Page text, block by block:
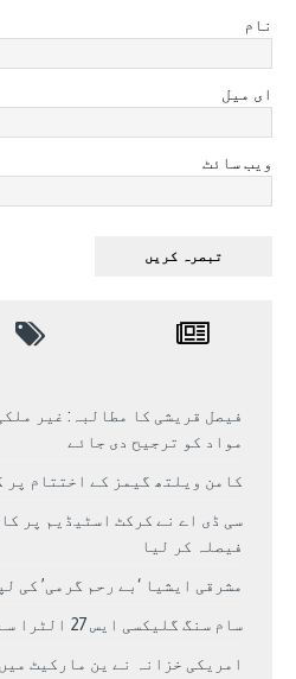
نام
ای میل
ویب سائٹ
فیصل قریشی کا مطالبہ: غیر
مواد کو ترجیح دی جائے
کامن ویلتھ گیمز کے اختتام پر
سی ڈی اے نے کرکٹ اسٹیڈیم پر
فیصلہ کر لیا
مشرقی ایشیا ‘بے رحم گرمی’ کی
سام سنگ گلیکسی ایس 27 الٹرا سے ایک کیمرا ہٹا دے گا.
امریکی خزانہ نے ین مارکیٹ